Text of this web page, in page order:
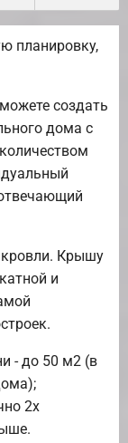
планировку,
создать
дома с
Крышу
и
- до 50 м2 (в
2х